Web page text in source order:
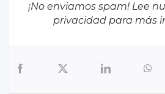
¡No enviamos spam! Lee
privacidadpara más